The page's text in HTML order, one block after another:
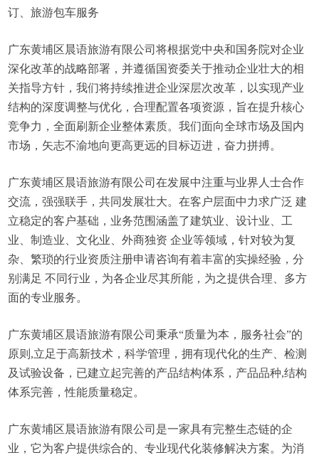
订、旅游包车服务
广东黄埔区晨语旅游有限公司将根据党中央和国务院对企业
深化改革的战略部署，并遵循国资委关于推动企业壮大的相
关指导方针，我们将持续推进企业深层次改革，以实现产业
结构的深度调整与优化，合理配置各项资源，旨在提升核心
竞争力，全面刷新企业整体素质。我们面向全球市场及国内
市场，矢志不渝地向更高更远的目标迈进，奋力拼搏。
广东黄埔区晨语旅游有限公司在发展中注重与业界人士合作
交流，强强联手，共同发展壮大。在客户层面中力求广泛 建
立稳定的客户基础，业务范围涵盖了建筑业、设计业、工
业、制造业、文化业、外商独资 企业等领域，针对较为复
杂、繁琐的行业资质注册申请咨询有着丰富的实操经验，分
别满足 不同行业，为各企业尽其所能，为之提供合理、多方
面的专业服务。
广东黄埔区晨语旅游有限公司秉承“质量为本，服务社会”的
原则,立足于高新技术，科学管理，拥有现代化的生产、检测
及试验设备，已建立起完善的产品结构体系，产品品种,结构
体系完善，性能质量稳定。
广东黄埔区晨语旅游有限公司是一家具有完整生态链的企
业，它为客户提供综合的、专业现代化装修解决方案。为消